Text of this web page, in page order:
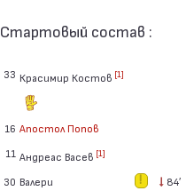
Стартовый состав :
33 Красимир Костов [1]
16 Апостол Попов
11 Андреас Васев [1]
30 Валери 84′